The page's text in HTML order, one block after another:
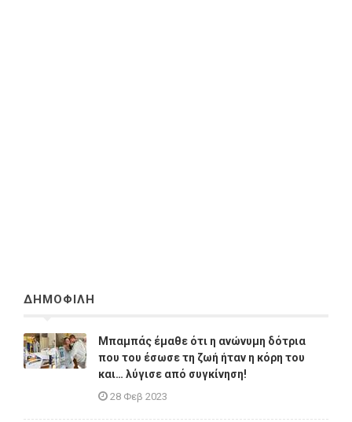
ΔΗΜΟΦΙΛΗ
Μπαμπάς έμαθε ότι η ανώνυμη δότρια
που του έσωσε τη ζωή ήταν η κόρη του
και… λύγισε από συγκίνηση!
28 Φεβ 2023